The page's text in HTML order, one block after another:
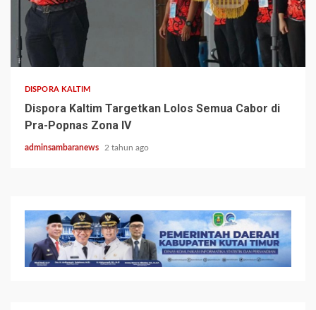
1 min read
DISPORA KALTIM
Dispora Kaltim Targetkan Lolos Semua Cabor di
Pra-Popnas Zona IV
adminsambaranews 2 tahun ago